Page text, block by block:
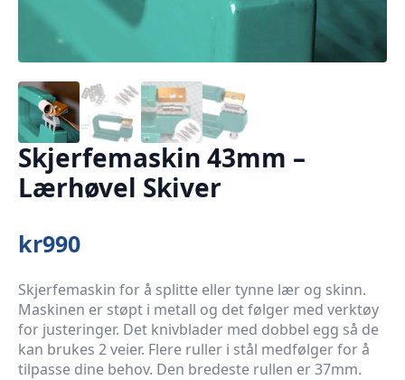
Skjerfemaskin 43mm –
Lærhøvel Skiver
kr990
Skjerfemaskin for å splitte eller tynne lær og skinn.
Maskinen er støpt i metall og det følger med verktøy
for justeringer. Det knivblader med dobbel egg så de
kan brukes 2 veier. Flere ruller i stål medfølger for å
tilpasse dine behov. Den bredeste rullen er 37mm.